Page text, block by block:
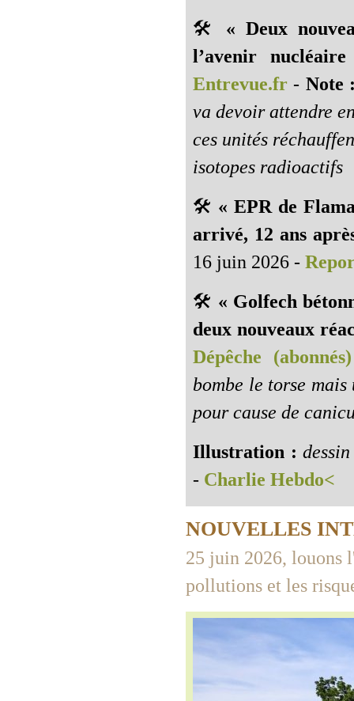
🛠️ « Deux
l’avenir
Entrevue.fr - Note
va devoir attendre
ces unités
isotopes radioactifs
🛠️ « EPR de
arrivé, 12 ans
16 juin 2026 -
🛠️ « Golfech
deux nouveaux
Dépêche (abonnés)
bombe le torse
pour cause de
Illustration :
- Charlie Hebdo<
NOUVELLES
25 juin 2026, louons
pollutions et les